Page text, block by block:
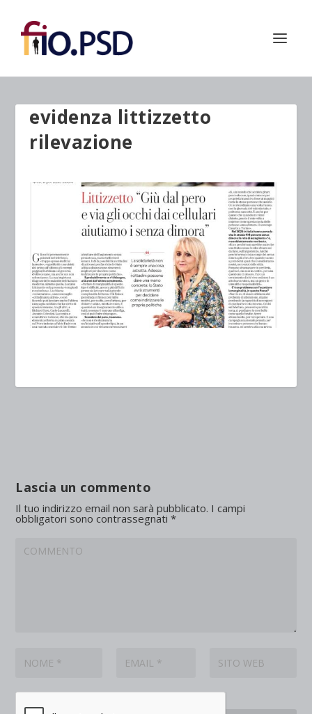
evidenza littizzetto
rilevazione
Lascia un commento
Il tuo indirizzo email non sarà pubblicato. I campi
obbligatori sono contrassegnati*